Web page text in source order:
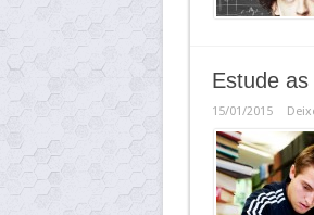
Estude
15/01/2015